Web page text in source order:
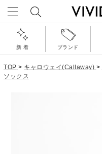
新 着 ブランド
TOP > キャロウェイ(Callaway) >
ソックス